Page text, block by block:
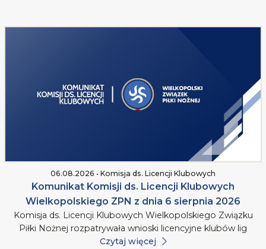
06.08.2026 • Komisja ds. Licencji Klubowych
Komunikat Komisji ds. Licencji Klubowych
Wielkopolskiego ZPN z dnia 6 sierpnia 2026
Komisja ds. Licencji Klubowych Wielkopolskiego Związku
Piłki Nożnej rozpatrywała wnioski licencyjne klubów lig
Czytaj więcej